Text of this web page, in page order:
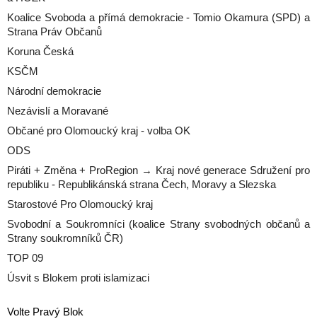
Koalice Svoboda a přímá demokracie - Tomio Okamura (SPD) a
Strana Práv Občanů
Koruna Česká
KSČM
Národní demokracie
Nezávislí a Moravané
Občané pro Olomoucký kraj - volba OK
ODS
Piráti + Změna + ProRegion → Kraj nové generace Sdružení pro
republiku - Republikánská strana Čech, Moravy a Slezska
Starostové Pro Olomoucký kraj
Svobodní a Soukromníci (koalice Strany svobodných občanů a
Strany soukromníků ČR)
TOP 09
Úsvit s Blokem proti islamizaci
Volte Pravý Blok